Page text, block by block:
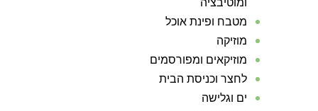
מטבח ופינת אוכל
מוזיקה
מוזיקאים ומפורסמים
לחצר וכניסת הבית
ים וגלישה